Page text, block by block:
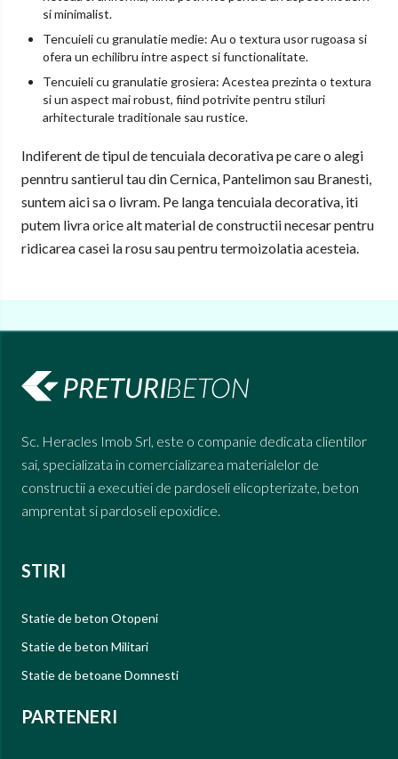
si minimalist.
Tencuieli cu granulatie medie: Au o textura usor rugoasa si
ofera un echilibru intre aspect si functionalitate.
Tencuieli cu granulatie grosiera: Acestea prezinta o textura
si un aspect mai robust, fiind potrivite pentru stiluri
arhitecturale traditionale sau rustice.
Indiferent de tipul de tencuiala decorativa pe care o alegi
penntru santierul tau din Cernica, Pantelimon sau Branesti,
suntem aici sa o livram. Pe langa tencuiala decorativa, iti
putem livra orice alt material de constructii necesar pentru
ridicarea casei la rosu sau pentru termoizolatia acesteia.
Sc. Heracles Imob Srl, este o companie dedicata clientilor
sai, specializata in comercializarea materialelor de
constructii a executiei de pardoseli elicopterizate, beton
amprentat si pardoseli epoxidice.
STIRI
Statie de beton Otopeni
Statie de beton Militari
Statie de betoane Domnesti
PARTENERI